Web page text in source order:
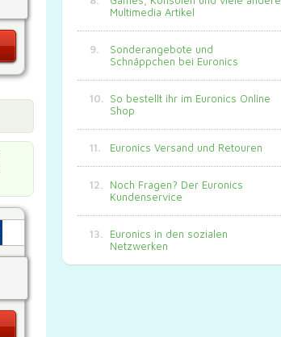
Multimedia Artikel
Sonderangebote und
Schnäppchen bei Euronics
So bestellt ihr im Euronics Online
Shop
Euronics Versand und Retouren
Noch Fragen? Der Euronics
Kundenservice
Euronics in den sozialen
Netzwerken